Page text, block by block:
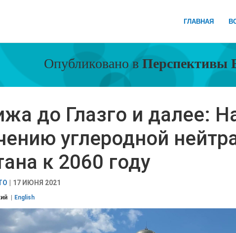
ГЛАВНАЯ
Опубликовано в Перспективы
до Глазго и далее:
углеродной
к 2060 году
17 ИЮНЯ 2021
English